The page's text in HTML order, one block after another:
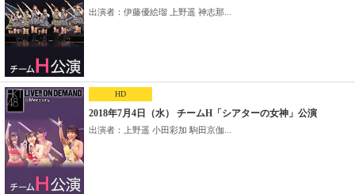
出演者：伊藤優絵瑠 上野遥 神志那...
HD
2018年7月4日（水） チームH「シアターの女神」公演
出演者：上野遥 小田彩加 駒田京伽...